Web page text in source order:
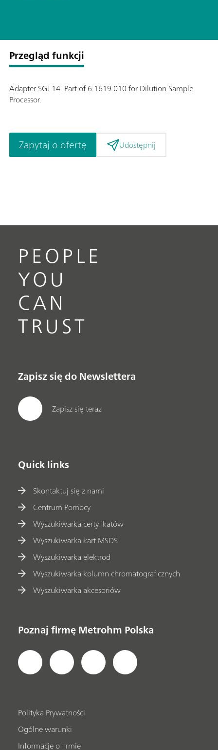
Przegląd funkcji
Adapter SGJ 14. Part of 6.1619.010 for Dilution Sample
Processor.
Zapytaj o ofertę Udostępnij
PEOPLE
YOU
CAN
TRUST
Zapisz się do Newslettera
Zapisz się teraz
Quick links
Skontaktuj się z nami
Centrum Pomocy
Wyszukiwarka certyfikatów
Wyszukiwarka kart MSDS
Wyszukiwarka elektrod
Wyszukiwarka kolumn chromatograficznych
Wyszukiwarka akcesoriów
Poznaj firmę Metrohm Polska
Polityka Prywatności
Ogólne warunki
Informacje o firmie